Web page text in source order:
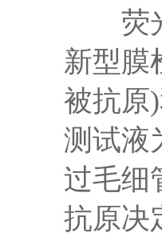
荧光
新型膜
被抗原
测试液
过毛细
抗原决